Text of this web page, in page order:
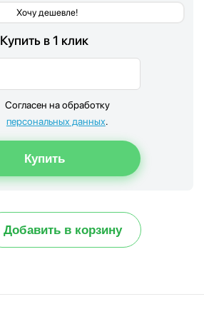
Хочу дешевле!
Купить в 1 клик
Согласен на обработку
персональных данных.
Добавить в корзину